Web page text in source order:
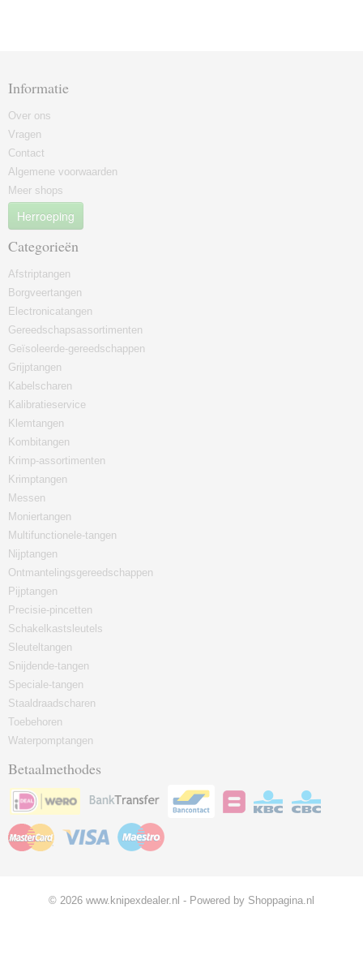
Informatie
Over ons
Vragen
Contact
Algemene voorwaarden
Meer shops
Herroeping
Categorieën
Afstriptangen
Borgveertangen
Electronicatangen
Gereedschapsassortimenten
Geïsoleerde-gereedschappen
Grijptangen
Kabelscharen
Kalibratieservice
Klemtangen
Kombitangen
Krimp-assortimenten
Krimptangen
Messen
Moniertangen
Multifunctionele-tangen
Nijptangen
Ontmantelingsgereedschappen
Pijptangen
Precisie-pincetten
Schakelkastsleutels
Sleuteltangen
Snijdende-tangen
Speciale-tangen
Staaldraadscharen
Toebehoren
Waterpomptangen
Betaalmethodes
© 2026 www.knipexdealer.nl - Powered by Shoppagina.nl